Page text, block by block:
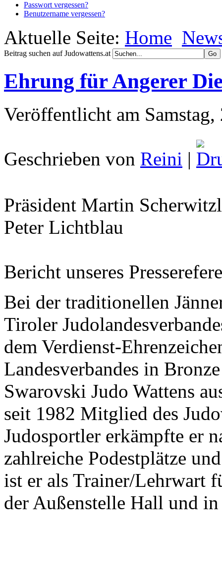
Passwort vergessen?
Benutzername vergessen?
Aktuelle Seite: Home
Beitrag suchen auf Judowattens.at
Ehrung für Angerer
Veröffentlicht am
Geschrieben von Reini |
Präsident Martin
Peter Lichtblau
Bericht unseres
Bei der traditionellen
Tiroler
dem Verdienst-
Landesverbandes in
Swarovski Judo Wattens
seit 1982 Mitglied des
Judosportler erkämpfte er
zahlreiche Podestplätze
ist er als Trainer/Lehrwart
der Außenstelle Hall und